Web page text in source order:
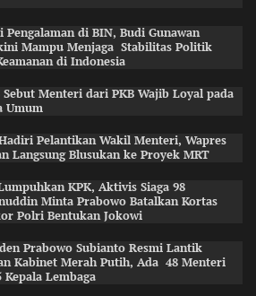
di BIN, Budi Gunawan
Mampu Menjaga Stabilitas Politik
di Indonesia
Sebut Menteri dari PKB Wajib Loyal pada
Umum
Pelantikan Wakil Menteri, Wapres
Langsung Blusukan ke Proyek MRT
KPK, Aktivis Siaga 98
Minta Prabowo Batalkan Kortas
Polri Bentukan Jokowi
Prabowo Subianto Resmi Lantik
Kabinet Merah Putih, Ada 48 Menteri
Kepala Lembaga